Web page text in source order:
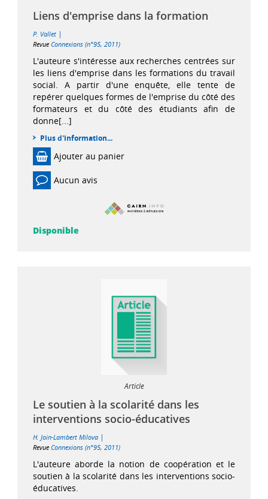
Liens d'emprise dans la formation
P. Vallet |
Revue Connexions (n°95, 2011)
L'auteure s'intéresse aux recherches centrées sur
les liens d'emprise dans les formations du travail
social. A partir d'une enquête, elle tente de
repérer quelques formes de l'emprise du côté des
formateurs et du côté des étudiants afin de
donne[...]
Plus d'information...
Ajouter au panier
Aucun avis
Disponible
Article
Le soutien à la scolarité dans les
interventions socio-éducatives
H. Join-Lambert Milova |
Revue Connexions (n°95, 2011)
L'auteure aborde la notion de coopération et le
soutien à la scolarité dans les interventions socio-
éducatives.